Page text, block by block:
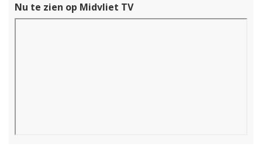
Nu te zien op Midvliet TV